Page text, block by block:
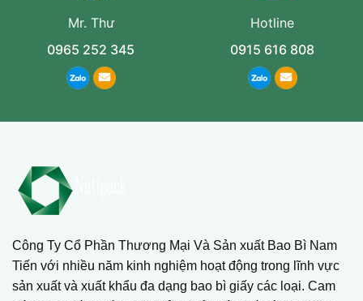
Mr. Thư
0965 252 345
Hotline
0915 616 808
Công Ty Cổ Phần Thương Mại Và Sản xuất Bao Bì Nam
Tiến với nhiều năm kinh nghiệm hoạt động trong lĩnh vực
sản xuất và xuất khẩu đa dạng bao bì giấy các loại. Cam